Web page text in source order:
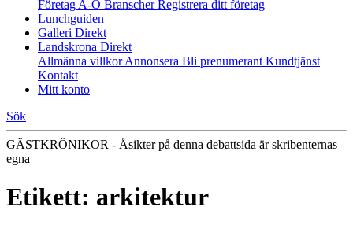
Företag A-Ö BranscherRegistrera ditt företag
Lunchguiden
Galleri Direkt
Landskrona Direkt
Allmänna villkorAnnonsera Bli prenumerant Kundtjänst
Kontakt
Mitt konto
Sök
GÄSTKRÖNIKOR - Åsikter på denna debattsida är skribenternas
egna
Etikett: arkitektur